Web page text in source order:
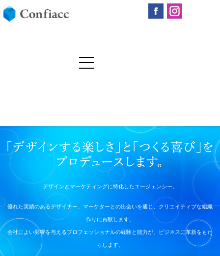
デザインとマーケティングに特化したエージェンシー。
優れた実績のあるデザイナー、マーケターとの出会いを通じ、クリエイティブな組織
作りに貢献します。
会社によい影響を与えるプロフェッショナルの経験と能力が、ビジネスに革新をもた
らします。